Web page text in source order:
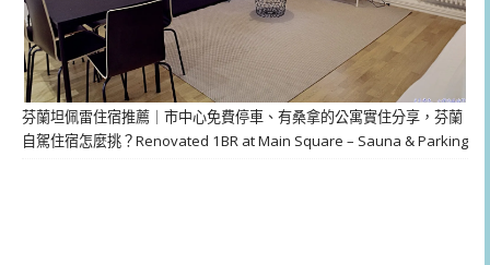
芬蘭坦佩雷住宿推薦｜市中心免費停車、有桑拿的公寓實住分享，芬蘭
自駕住宿怎麼挑？Renovated 1BR at Main Square – Sauna & Parking